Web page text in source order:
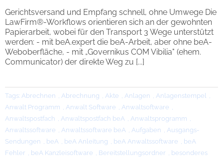
Gerichtsversand und Empfang schnell, ohne Umwege Die
LawFirm®-Workflows orientieren sich an der gewohnten
Papierarbeit, wobei für den Transport 3 Wege unterstützt
werden: - mit beA.expert die beA-Arbeit, aber ohne beA-
Weboberfläche, - mit „Governikus COM Vibilia" (ehem.
Communicator) der direkte Weg zu [...]
Tags: Abrechnen , Abrechnung , Akte , Anlagen , Anlagenstempel ,
Anwalt Programm , Anwalt Software , Anwaltsoftware ,
Anwaltspostfach , Anwaltspostfach beA , Anwaltsprogramm ,
Anwaltssoftware , Anwaltssoftware beA , Aufgaben , Ausgangs-
Sendungen , beA , beA Anleitung , beA Anwaltssoftware , beA
Fehler , beA Kanzleisoftware , Bereitstellungsordner , besonderes